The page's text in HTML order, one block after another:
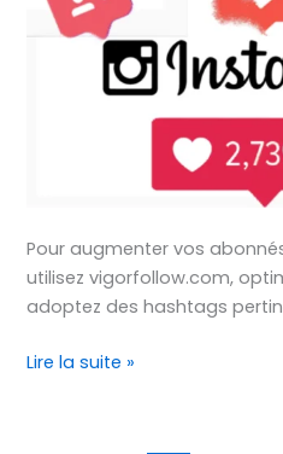
Pour augmenter vos
utilisez vigorfollow.com,
adoptez des hashtags
Lire la suite »